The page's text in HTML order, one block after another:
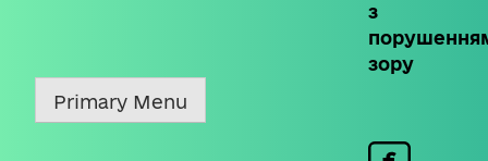
з
зору
Primary Menu